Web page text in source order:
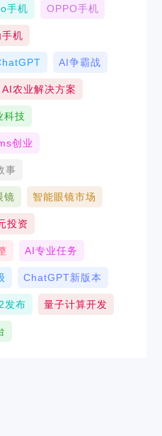
手机 OPPO手机
机
AI争霸战
AI农业解决方案
科技
创业
事
镜 智能眼镜市场
投资
AI专业任务
ChatGPT新版本
发布 量子计算开发